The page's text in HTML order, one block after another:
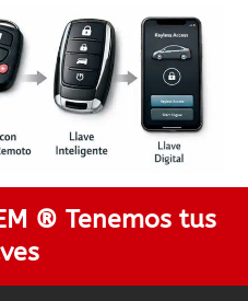
® Tenemos tus